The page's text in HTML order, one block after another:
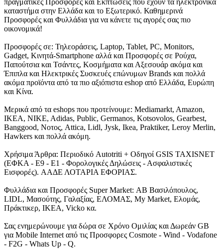
πραγματικές Προσφορές και Εκπτώσεις που έχουν τα ηλεκτρονικά
καταστήμα στην Ελλάδα και το Εξωτερικό. Καθημερινά
Προσφορές και Φυλλάδια για να κάνετε τις αγορές σας πιο
οικονομικά!
Προσφορές σε: Τηλεοράσεις, Laptop, Tablet, PC, Monitors,
Gadget, Κινητά-Smartphone αλλά και Προσφορές σε Ρούχα,
Παπούτσια και Τσάντες, Κοσμήματα και Αξεσουάρ ακόμα και
Έπιπλα και Ηλεκτρικές Συσκευές επώνυμων Brands και πολλά
ακόμα προϊόντα από τα πιο αξιόπιστα eshop από Ελλάδα, Ευρώπη
και Κίνα.
Μερικά από τα eshops που προτείνουμε: Mediamarkt, Amazon,
IKEA, NIKE, Adidas, Public, Germanos, Kotsovolos, Gearbest,
Banggood, Νοτος, Attica, Lidl, Jysk, Ikea, Praktiker, Leroy Merlin,
Hawkers και πολλά ακόμη.
Χρήσιμα Άρθρα: Περιοδικό Autotriti + Οδηγοί GSIS TAXISNET
(ΕΦΚΑ - Ε9 - Ε1 - Φορολογικές Δηλώσεις - Ασφαλιστικές
Εισφορές). ΑΑΔΕ ΛΟΤΑΡΙΑ ΕΦΟΡΙΑΣ.
Φυλλάδια και Προσφορές Super Market: ΑΒ Βασιλόπουλος,
LIDL, Μασούτης, Γαλαξίας, ΕΛΟΜΑΣ, My Market, Ελομάς,
Πράκτικερ, ΙΚΕΑ, Vicko κα.
Σας ενημερώνουμε για δώρα σε Χρόνο Ομιλίας και Δωρεάν GB
για Mobile Internet από τις Προσφορες Cosmote - Wind - Vodafone
- F2G - Whats Up - Q.